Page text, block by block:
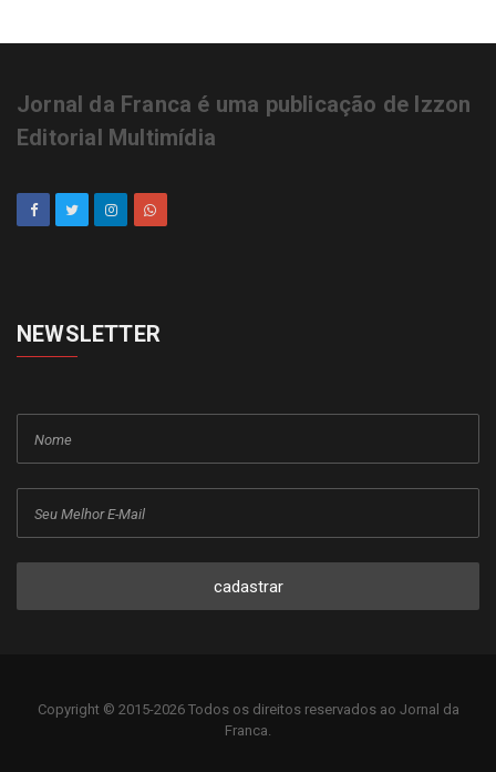
Jornal da Franca é uma publicação de Izzon
Editorial Multimídia
NEWSLETTER
cadastrar
Copyright © 2015-2026 Todos os direitos reservados ao Jornal da
Franca.